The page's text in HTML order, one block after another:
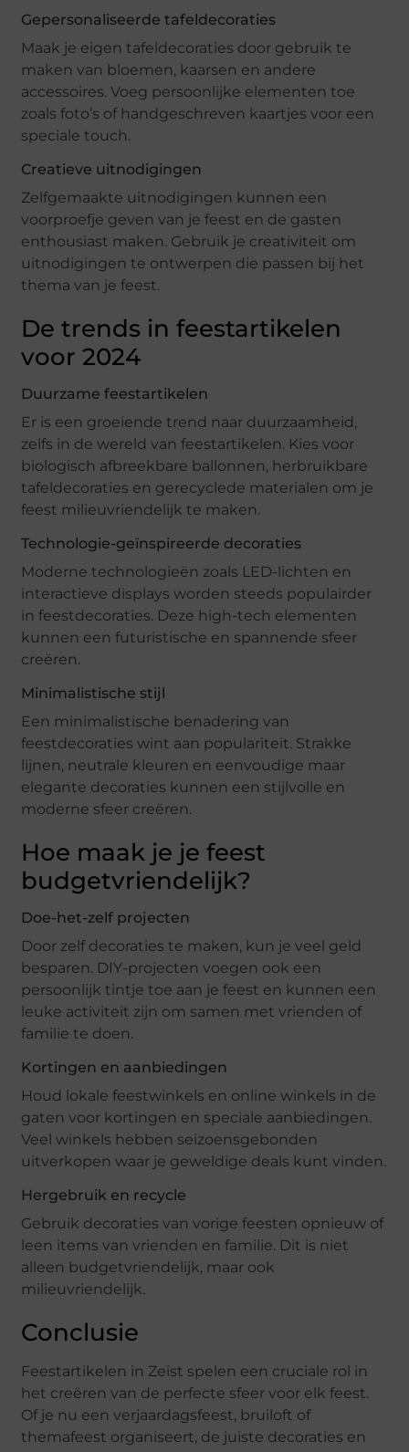
Gepersonaliseerde tafeldecoraties
Maak je eigen tafeldecoraties door gebruik te
maken van bloemen, kaarsen en andere
accessoires. Voeg persoonlijke elementen toe
zoals foto’s of handgeschreven kaartjes voor een
speciale touch.
Creatieve uitnodigingen
Zelfgemaakte uitnodigingen kunnen een
voorproefje geven van je feest en de gasten
enthousiast maken. Gebruik je creativiteit om
uitnodigingen te ontwerpen die passen bij het
thema van je feest.
De trends in feestartikelen
voor 2024
Duurzame feestartikelen
Er is een groeiende trend naar duurzaamheid,
zelfs in de wereld van feestartikelen. Kies voor
biologisch afbreekbare ballonnen, herbruikbare
tafeldecoraties en gerecyclede materialen om je
feest milieuvriendelijk te maken.
Technologie-geïnspireerde decoraties
Moderne technologieën zoals LED-lichten en
interactieve displays worden steeds populairder
in feestdecoraties. Deze high-tech elementen
kunnen een futuristische en spannende sfeer
creëren.
Minimalistische stijl
Een minimalistische benadering van
feestdecoraties wint aan populariteit. Strakke
lijnen, neutrale kleuren en eenvoudige maar
elegante decoraties kunnen een stijlvolle en
moderne sfeer creëren.
Hoe maak je je feest
budgetvriendelijk?
Doe-het-zelf projecten
Door zelf decoraties te maken, kun je veel geld
besparen. DIY-projecten voegen ook een
persoonlijk tintje toe aan je feest en kunnen een
leuke activiteit zijn om samen met vrienden of
familie te doen.
Kortingen en aanbiedingen
Houd lokale feestwinkels en online winkels in de
gaten voor kortingen en speciale aanbiedingen.
Veel winkels hebben seizoensgebonden
uitverkopen waar je geweldige deals kunt vinden.
Hergebruik en recycle
Gebruik decoraties van vorige feesten opnieuw of
leen items van vrienden en familie. Dit is niet
alleen budgetvriendelijk, maar ook
milieuvriendelijk.
Conclusie
Feestartikelen in Zeist spelen een cruciale rol in
het creëren van de perfecte sfeer voor elk feest.
Of je nu een verjaardagsfeest, bruiloft of
themafeest organiseert, de juiste decoraties en